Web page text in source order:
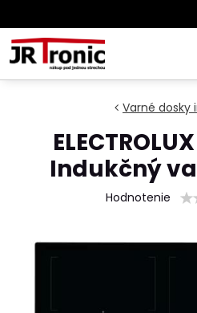
Varné dosky
Indukčný
Hodnotenie